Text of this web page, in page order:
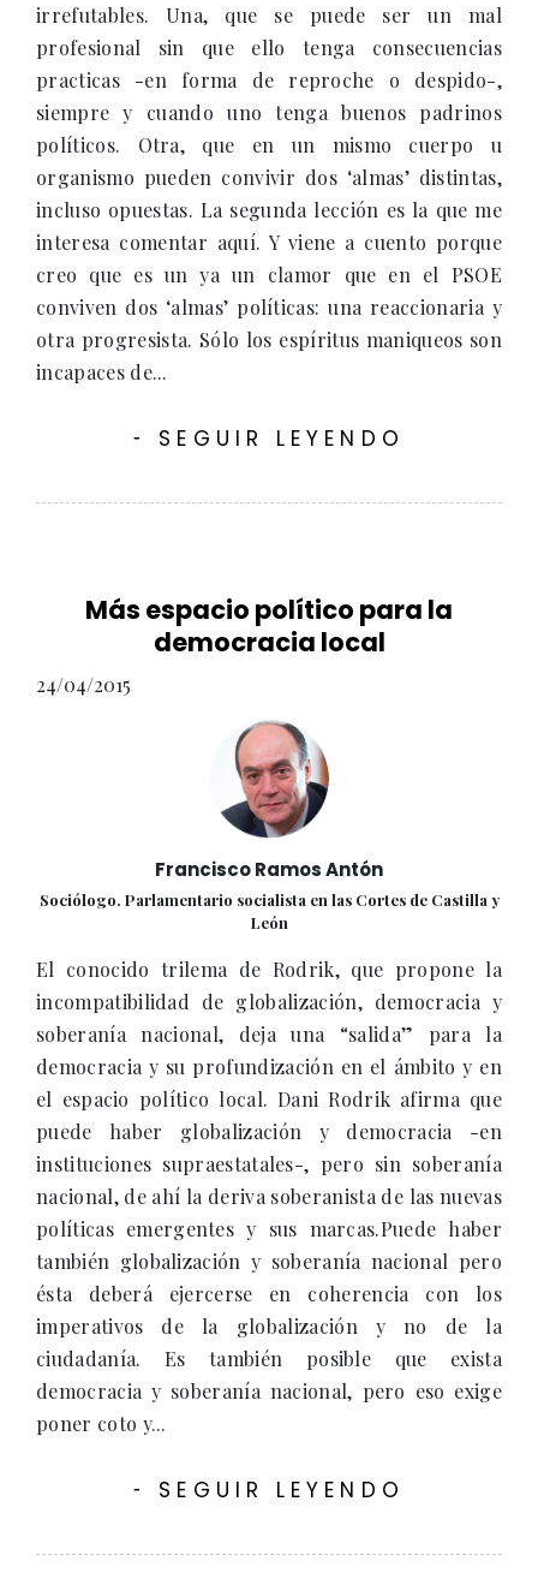
irrefutables. Una, que se puede ser un mal
profesional sin que ello tenga consecuencias
practicas -en forma de reproche o despido-,
siempre y cuando uno tenga buenos padrinos
políticos. Otra, que en un mismo cuerpo u
organismo pueden convivir dos ‘almas’ distintas,
incluso opuestas. La segunda lección es la que me
interesa comentar aquí. Y viene a cuento porque
creo que es un ya un clamor que en el PSOE
conviven dos ‘almas’ políticas: una reaccionaria y
otra progresista. Sólo los espíritus maniqueos son
incapaces de...
- SEGUIR LEYENDO
Más espacio político para la
democracia local
24/04/2015
Francisco Ramos Antón
Sociólogo. Parlamentario socialista en las Cortes de Castilla y
León
El conocido trilema de Rodrik, que propone la
incompatibilidad de globalización, democracia y
soberanía nacional, deja una “salida” para la
democracia y su profundización en el ámbito y en
el espacio político local. Dani Rodrik afirma que
puede haber globalización y democracia -en
instituciones supraestatales-, pero sin soberanía
nacional, de ahí la deriva soberanista de las nuevas
políticas emergentes y sus marcas.Puede haber
también globalización y soberanía nacional pero
ésta deberá ejercerse en coherencia con los
imperativos de la globalización y no de la
ciudadanía. Es también posible que exista
democracia y soberanía nacional, pero eso exige
poner coto y...
- SEGUIR LEYENDO